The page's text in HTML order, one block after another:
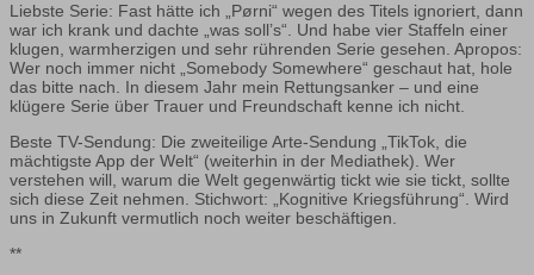
Liebste Serie: Fast hätte ich „Pørni“ wegen des Titels ignoriert, dann
war ich krank und dachte „was soll’s“. Und habe vier Staffeln einer
klugen, warmherzigen und sehr rührenden Serie gesehen. Apropos:
Wer noch immer nicht „Somebody Somewhere“ geschaut hat, hole
das bitte nach. In diesem Jahr mein Rettungsanker – und eine
klügere Serie über Trauer und Freundschaft kenne ich nicht.
Beste TV-Sendung: Die zweiteilige Arte-Sendung „TikTok, die
mächtigste App der Welt“ (weiterhin in der Mediathek). Wer
verstehen will, warum die Welt gegenwärtig tickt wie sie tickt, sollte
sich diese Zeit nehmen. Stichwort: „Kognitive Kriegsführung“. Wird
uns in Zukunft vermutlich noch weiter beschäftigen.
**